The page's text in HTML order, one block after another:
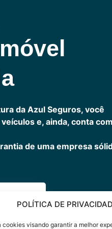
POLÍTICA DE
cookies visando garantir a melhor
da Azul Seguros, você
e, ainda, conta com
de uma empresa